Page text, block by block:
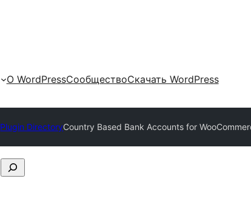
О WordPressСообществоСкачать WordPress
Plugin DirectoryCountry Based Bank Accounts for